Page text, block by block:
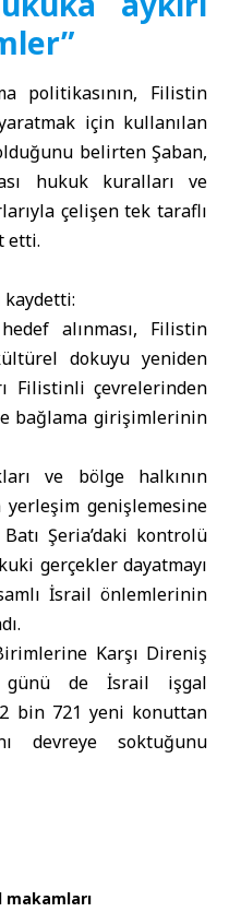
politikasının, Filistin
için kullanılan
belirten Şaban,
hukuk kuralları ve
çelişen tek taraflı
etti.
kaydetti:
alınması, Filistin
dokuyu yeniden
Filistinli çevrelerinden
bağlama girişimlerinin
ve bölge halkının
yerleşim genişlemesine
Şeria’daki kontrolü
gerçekler dayatmayı
İsrail önlemlerinin
Karşı Direniş
günü de İsrail işgal
2 bin 721 yeni konuttan
devreye soktuğunu
makamları